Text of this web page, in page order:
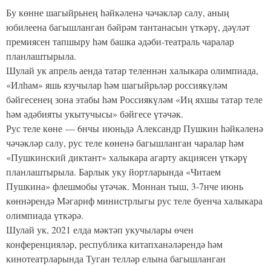
Бу көнне шагыйрьнең һәйкәленә чәчәкләр салу, аның
юбилеена багышланган бәйрәм тантанасын үткәрү, дәүләт
премиясен тапшыру һәм башка әдәби-театраль чаралар
планлаштырыла.
Шулай ук апрель аенда татар теленнән халыкара олимпиада,
«Илһам» яшь язучылар һәм шагыйрьләр россиякүләм
бәйгесенең зона этабы һәм Россиякүләм «Иң яхшы татар теле
һәм әдәбияты укытучысы» бәйгесе үтәчәк.
Рус теле көне — 6нчы июньдә Александр Пушкин һәйкәленә
чәчәкләр салу, рус теле көненә багышланган чаралар һәм
«Пушкинский диктант» халыкара агарту акциясен үткәрү
планлаштырыла. Барлык уку йортларында «Читаем
Пушкина» флешмобы үтәчәк. Моннан тыш, 3-7нче июнь
көннәрендә Мәгариф министрлыгы рус теле буенча халыкара
олимпиада үткәрә.
Шулай ук, 2021 елда мәктәп укучылары өчен
конференцияләр, республика китапханәләрендә һәм
кинотеатрларында Туган телләр елына багышланган